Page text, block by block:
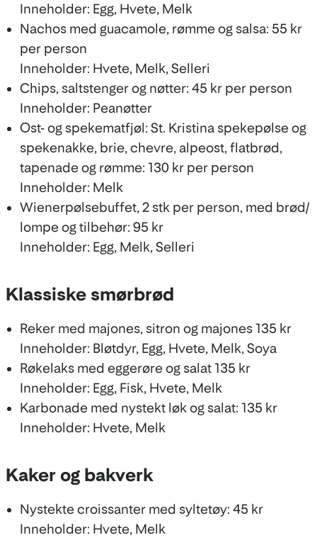
Inneholder: Egg, Hvete, Melk
Nachos med guacamole, rømme og salsa: 55 kr
per person
Inneholder: Hvete, Melk, Selleri
Chips, saltstenger og nøtter: 45 kr per person
Inneholder: Peanøtter
Ost- og spekematfjøl: St. Kristina spekepølse og
spekenakke, brie, chevre, alpeost, flatbrød,
tapenade og rømme: 130 kr per person
Inneholder: Melk
Wienerpølsebuffet, 2 stk per person, med brød/
lompe og tilbehør: 95 kr
Inneholder: Egg, Melk, Selleri
Klassiske smørbrød
Reker med majones, sitron og majones 135 kr
Inneholder: Bløtdyr, Egg, Hvete, Melk, Soya
Røkelaks med eggerøre og salat 135 kr
Inneholder: Egg, Fisk, Hvete, Melk
Karbonade med nystekt løk og salat: 135 kr
Inneholder: Hvete, Melk
Kaker og bakverk
Nystekte croissanter med syltetøy: 45 kr
Inneholder: Hvete, Melk